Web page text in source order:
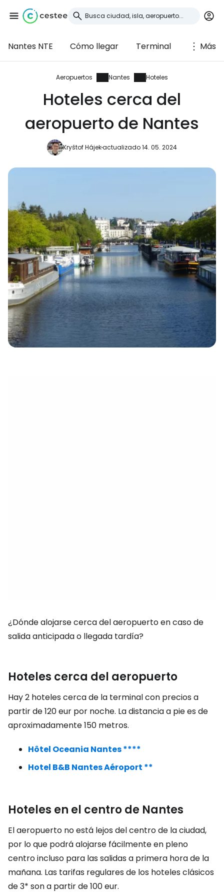
Nantes NTE Cómo llegar Terminal Más
Aeropuertos Nantes Hoteles
Hoteles cerca del
aeropuerto de Nantes
Kryštof Hájekactualizado 14. 05. 2024
¿Dónde alojarse cerca del aeropuerto en caso de
salida anticipada o llegada tardía?
Hoteles cerca del aeropuerto
Hay 2 hoteles cerca de la terminal con precios a
partir de 120 eur por noche. La distancia a pie es de
aproximadamente 150 metros.
Hôtel Oceania Nantes ****
Hotel B&B Nantes Aéroport **
Hoteles en el centro de Nantes
El aeropuerto no está lejos del centro de la ciudad,
por lo que podrá alojarse fácilmente en pleno
centro incluso para las salidas a primera hora de la
mañana. Las tarifas regulares de los hoteles clásicos
de 3* son a partir de 100 eur.
Iniciar sesión en
Cestee
... la comunidad mundial de viajeros
Continuar con Email